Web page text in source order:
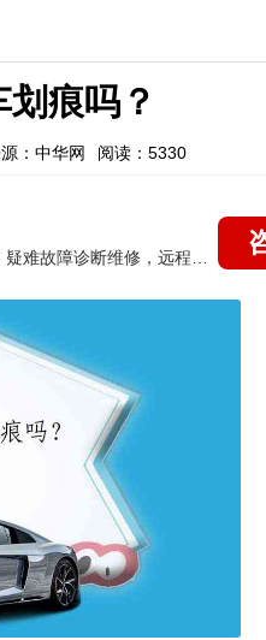
痕吗？
：中华网 阅读：5330